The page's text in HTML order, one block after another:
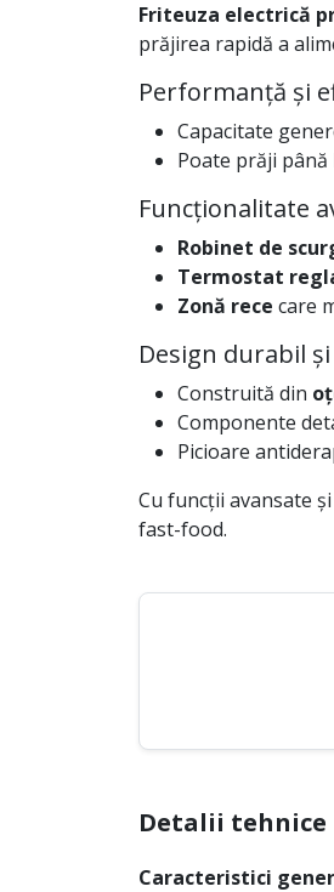
Friteuza electrică
prăjirea rapidă a
Performanță și
Capacitate
Poate prăji până
Funcționalitate
Robinet de
Termostat
Zonă rece care
Design durabil
Construită din
Componente
Picioare
Cu funcții avansate
fast-food.
Detalii tehnice
Caracteristici